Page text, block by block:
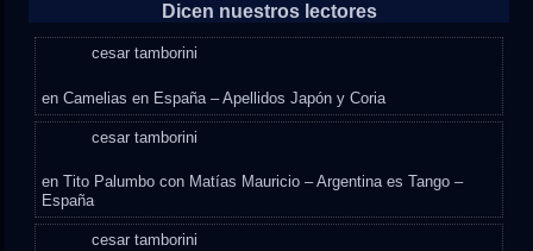
Dicen nuestros lectores
cesar tamborini
enCamelias en España – Apellidos Japón y Coria
cesar tamborini
enTito Palumbo con Matías Mauricio – Argentina es Tango –
España
cesar tamborini